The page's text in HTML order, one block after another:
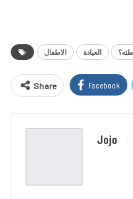
الاطفال العيادة
Share Facebook
Jojo